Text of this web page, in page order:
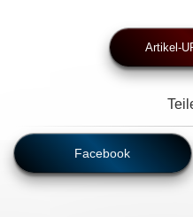
Artikel-
Facebook